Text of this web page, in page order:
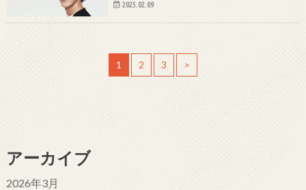
2025.02.09
1 2 3 >
アーカイブ
2026年3月